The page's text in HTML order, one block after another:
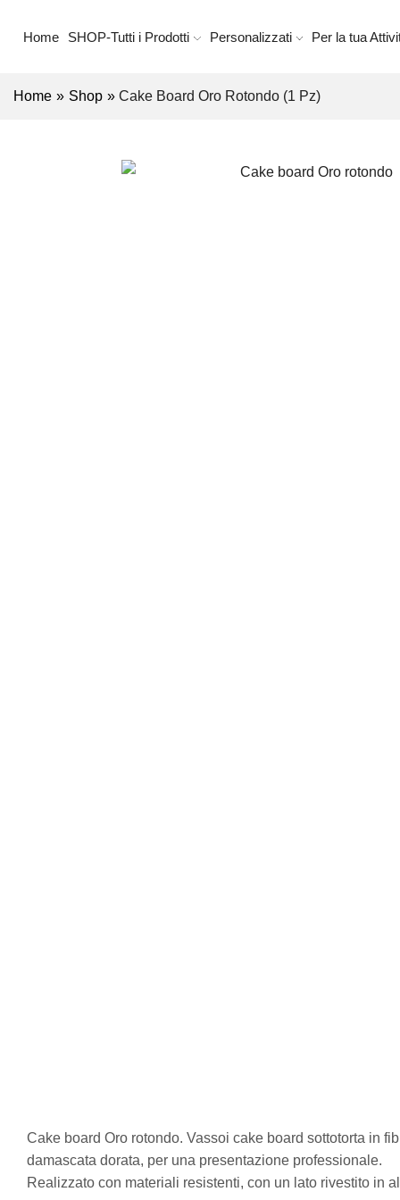
Home SHOP-Tutti i Prodotti Personalizzati Per la tua
Home » Shop » Cake Board Oro Rotondo (1 Pz)
Cake board Oro rotondo. Vassoi cake board sottotorta in
damascata dorata, per una presentazione professionale.
Realizzato con materiali resistenti, con un lato rivestito in